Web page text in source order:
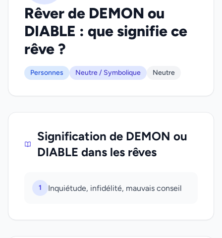
Rêver de DEMON ou
DIABLE : que signifie ce
rêve ?
Personnes Neutre / Symbolique Neutre
Signification de DEMON ou
DIABLE dans les rêves
1 Inquiétude, infidélité, mauvais conseil